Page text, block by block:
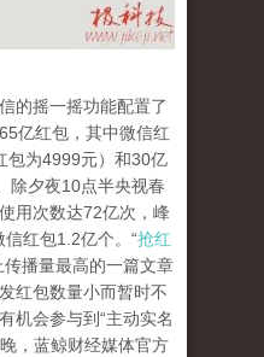
摇一摇功能配置了
亿红包，其中微信红
包为4999元）和30亿
除夕夜10点半央视春
用次数达72亿次，峰
红包1.2亿个。“抢红
传播量最高的一篇文章
红包数量小而暂时不
机会参与到“主动实名
，蓝鲸财经媒体官方